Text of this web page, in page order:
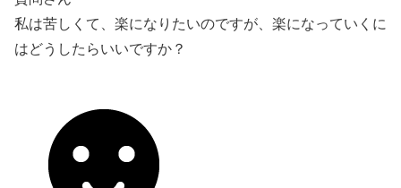
私は苦しくて、楽になりたいのですが、楽になっていくに
はどうしたらいいですか？